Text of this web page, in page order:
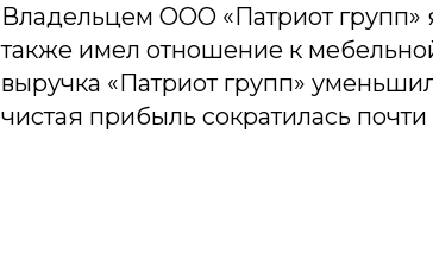
Владельцем ООО «Патриот
также имел отношение к
выручка «Патриот групп»
чистая прибыль сократилась